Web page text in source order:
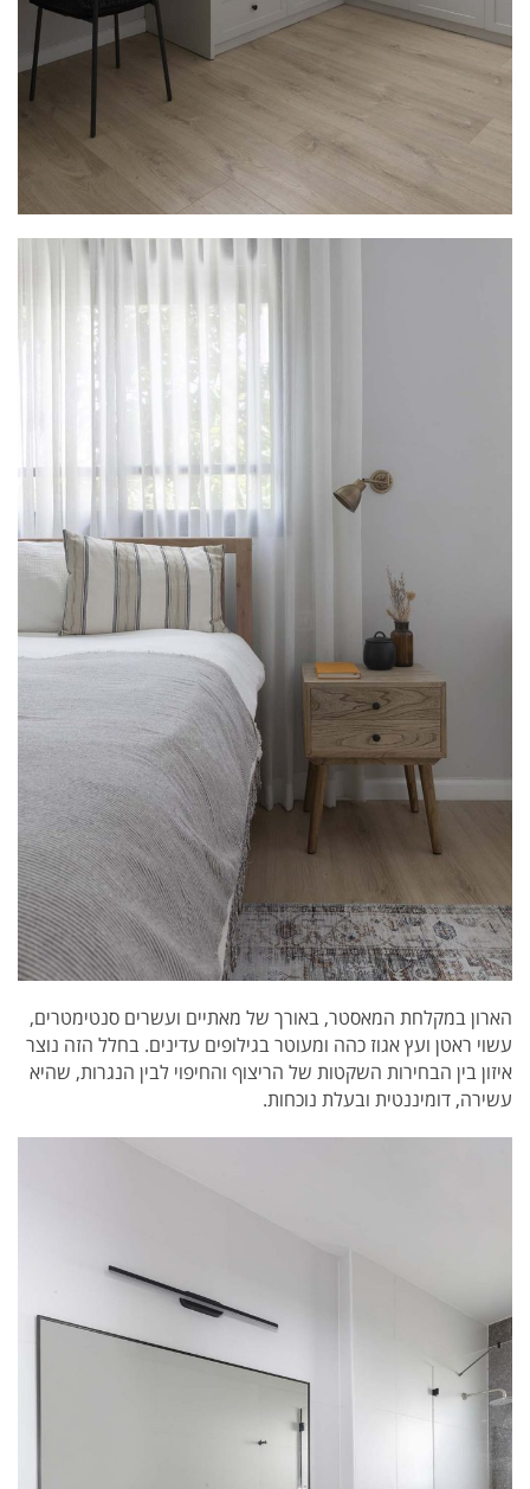
הארון במקלחת המאסטר, באורך של מאתיים ועשרים סנטימטרים,
עשוי ראטן ועץ אגוז כהה ומעוטר בגילופים עדינים. בחלל הזה נוצר
איזון בין הבחירות השקטות של הריצוף והחיפוי לבין הנגרות, שהיא
עשירה, דומיננטית ובעלת נוכחות.